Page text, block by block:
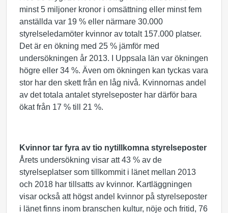
minst 5 miljoner kronor i omsättning eller minst fem
anställda var 19 % eller närmare 30.000
styrelseledamöter kvinnor av totalt 157.000 platser.
Det är en ökning med 25 % jämför med
undersökningen år 2013. I Uppsala län var ökningen
högre eller 34 %. Även om ökningen kan tyckas vara
stor har den skett från en låg nivå. Kvinnornas andel
av det totala antalet styrelseposter har därför bara
ökat från 17 % till 21 %.
Kvinnor tar fyra av tio nytillkomna styrelseposter
Årets undersökning visar att 43 % av de
styrelseplatser som tillkommit i länet mellan 2013
och 2018 har tillsatts av kvinnor. Kartläggningen
visar också att högst andel kvinnor på styrelseposter
i länet finns inom branschen kultur, nöje och fritid, 76